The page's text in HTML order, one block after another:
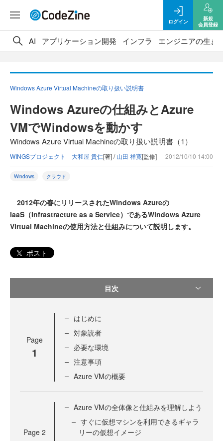
ログイン
新規
会員登録
AI アプリケーション開発 インフラ エンジニアの生き
Windows Azure Virtual Machineの取り扱い説明書
Windows Azureの仕組みとAzure
VMでWindowsを動かす
Windows Azure Virtual Machineの取り扱い説明書（1）
WINGSプロジェクト 大和屋 貴仁[著] /山田 祥寛[監修] 2012/10/10 14:00
Windows クラウド
2012年の春にリリースされたWindows Azureの
IaaS（Infrastracture as a Service）であるWindows Azure
Virtual Machineの使用方法と仕組みについて説明します。
ポスト
目次
Page
1
はじめに
対象読者
必要な環境
注意事項
Azure VMの概要
Page 2
Azure VMの全体像と仕組みを理解しよう
すぐに仮想マシンを利用できるギャラ
リーの仮想イメージ